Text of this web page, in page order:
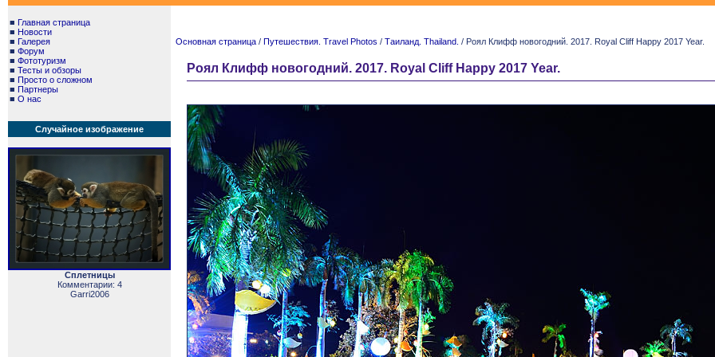
■ Главная страница
■ Новости
■ Галерея
■ Форум
■ Фототуризм
■ Тесты и обзоры
■ Просто о сложном
■ Партнеры
■ О нас
Случайное изображение
Сплетницы
Комментарии: 4
Garri2006
Основная страница / Путешествия. Travel Photos / Таиланд. Thailand. / Роял Клифф новогодний. 2017. Royal Cliff Happy 2017 Year.
Роял Клифф новогодний. 2017. Royal Cliff Happy 2017 Year.